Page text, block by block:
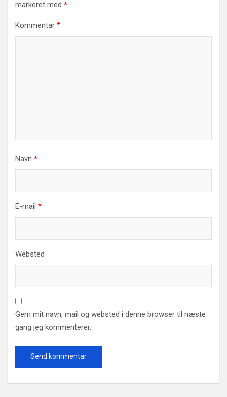
markeret med *
Kommentar *
Navn *
E-mail *
Websted
Gem mit navn, mail og websted i denne browser til næste
gang jeg kommenterer.